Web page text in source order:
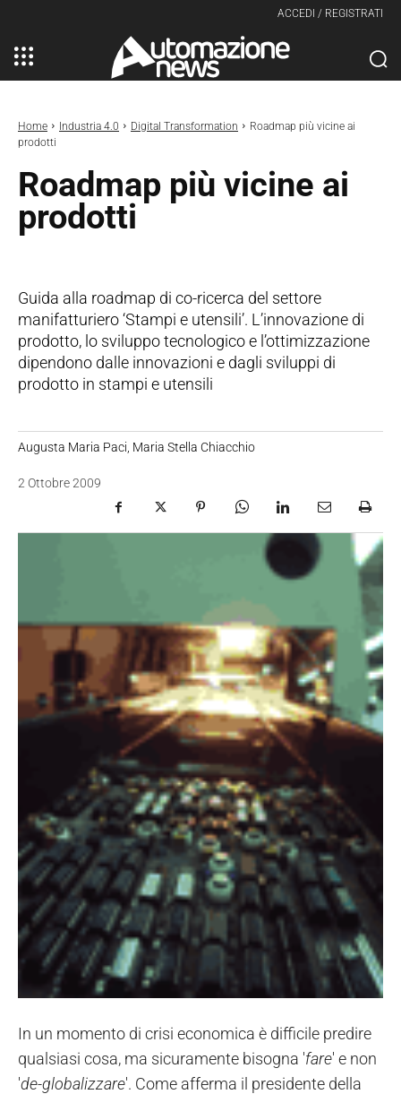
ACCEDI / REGISTRATI
Home Industria 4.0 Digital Transformation
Roadmap più vicine ai
prodotti
Roadmap più vicine ai
prodotti
Guida alla roadmap di co-ricerca del settore
manifatturiero ‘Stampi e utensili’. L’innovazione di
prodotto, lo sviluppo tecnologico e l’ottimizzazione
dipendono dalle innovazioni e dagli sviluppi di
prodotto in stampi e utensili
Augusta Maria Paci, Maria Stella Chiacchio
2 Ottobre 2009
In un momento di crisi economica è difficile predire
qualsiasi cosa, ma sicuramente bisogna 'fare' e non
'de-globalizzare'. Come afferma il presidente della